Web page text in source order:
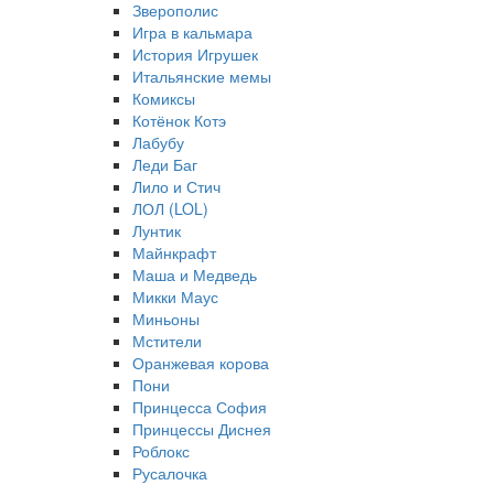
Зверополис
Игра в кальмара
История Игрушек
Итальянские мемы
Комиксы
Котёнок Котэ
Лабубу
Леди Баг
Лило и Стич
ЛОЛ (LOL)
Лунтик
Майнкрафт
Маша и Медведь
Микки Маус
Миньоны
Мстители
Оранжевая корова
Пони
Принцесса София
Принцессы Диснея
Роблокс
Русалочка